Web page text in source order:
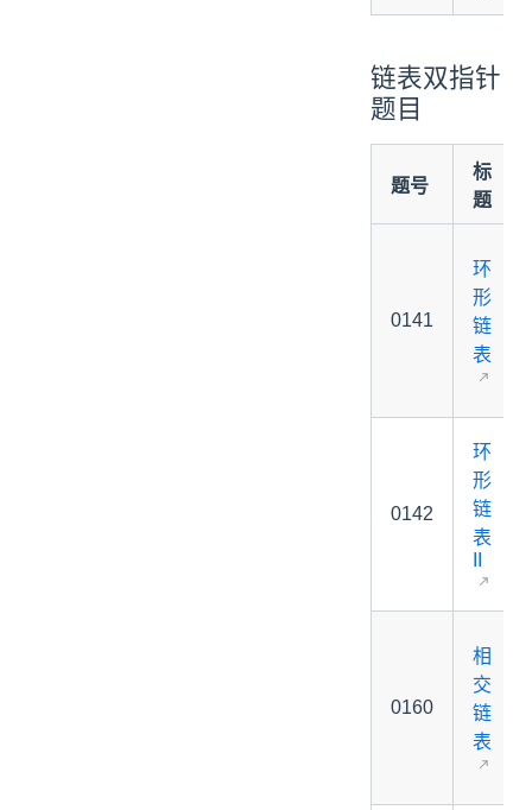
链表双指针
题目
题号
标
题
0141
环
形
链
表
0142
环
形
链
表
0160
相
交
链
表